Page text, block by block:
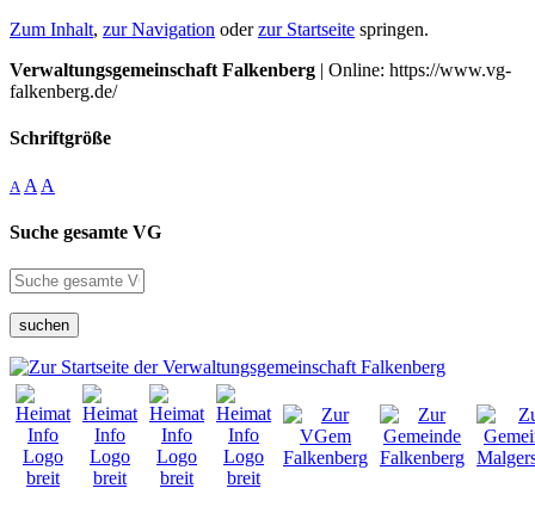
Zum Inhalt, zur Navigation oderzur Startseite springen.
Verwaltungsgemeinschaft Falkenberg | Online: https://www.vg-
falkenberg.de/
Schriftgröße
A A A
Suche gesamte VG
suchen